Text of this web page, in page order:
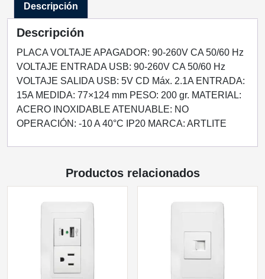
CONVERTIDOR
DE
VOLTAJE
DOBLE
USB
5VCD
2.1A
ACERO
INOX.
Descripción
Descripción
PLACA VOLTAJE APAGADOR: 90-260V CA 50/60 Hz
VOLTAJE ENTRADA USB: 90-260V CA 50/60 Hz
VOLTAJE SALIDA USB: 5V CD Máx. 2.1A ENTRADA:
15A MEDIDA: 77×124 mm PESO: 200 gr. MATERIAL:
ACERO INOXIDABLE ATENUABLE: NO
OPERACIÓN: -10 A 40°C IP20 MARCA: ARTLITE
Productos relacionados